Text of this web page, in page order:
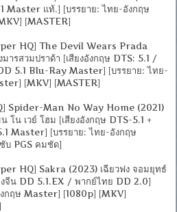
Master แท้.] [บรรยาย: ไทย-อังกฤษ
[MASTER]
HQ] The Devil Wears Prada
ารสวมปราด้า [เสียงอังกฤษ DTS: 5.1 /
5.1 Blu-Ray Master] [บรรยาย: ไทย-
[MKV] [MASTER]
Spider-Man No Way Home (2021)
โน เวย์ โฮม [เสียงอังกฤษ DTS-5.1 +
Master] [บรรยาย: ไทย-อังกฤษ
บ PGS คมชัด]
HQ] Sakra (2023) เฉียวฟง จอมยุทธ์
งจีน DD 5.1.EX / พากย์ไทย DD 2.0]
งกฤษ Master] [1080p] [MKV]